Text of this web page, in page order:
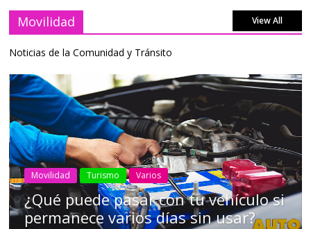
Movilidad View All
Noticias de la Comunidad y Tránsito
AEADE Industria Motociclismo Motos Movilidad
Campaña busca cambiar destino de
los motociclistas en la región